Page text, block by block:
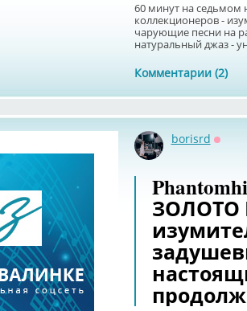
60 минут на седьмом
коллекционеров -
чарующие песни на
натуральный джаз -
Комментарии (2)
borisrd
ЗОЛОТО